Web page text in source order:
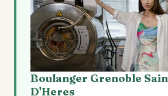
Boulanger Grenoble
D'Heres